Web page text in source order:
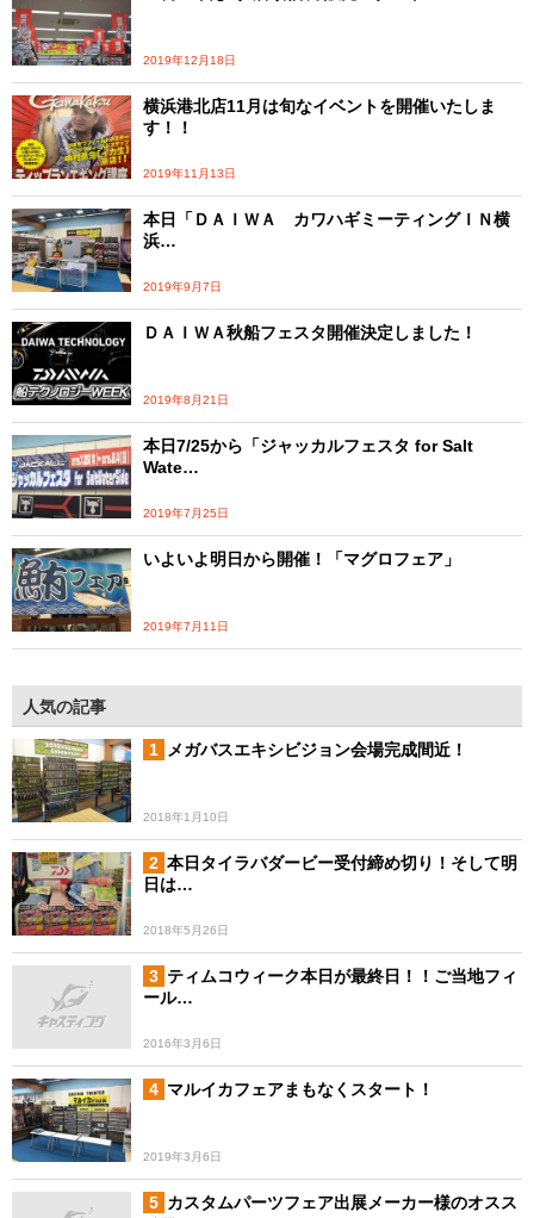
2019年12月18日
横浜港北店11月は旬なイベントを開催いたしま
す！！
2019年11月13日
本日「ＤＡＩＷＡ カワハギミーティングＩＮ横
浜…
2019年9月7日
ＤＡＩＷＡ秋船フェスタ開催決定しました！
2019年8月21日
本日7/25から「ジャッカルフェスタ for Salt
Wate…
2019年7月25日
いよいよ明日から開催！「マグロフェア」
2019年7月11日
人気の記事
メガバスエキシビジョン会場完成間近！
2018年1月10日
本日タイラバダービー受付締め切り！そして明
日は…
2018年5月26日
ティムコウィーク本日が最終日！！ご当地フィ
ール…
2016年3月6日
マルイカフェアまもなくスタート！
2019年3月6日
カスタムパーツフェア出展メーカー様のオスス